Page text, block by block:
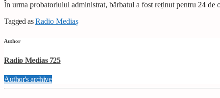
În urma probatoriului administrat, bărbatul a fost reținut pentru 24
Tagged asRadio Mediaș
Author
Radio Medias 725
Author's archive